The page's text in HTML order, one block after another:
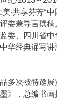
·共享芬芳”
委兼导言撰
委、四川省
华经典诵写
多次被特邀
》，总编书